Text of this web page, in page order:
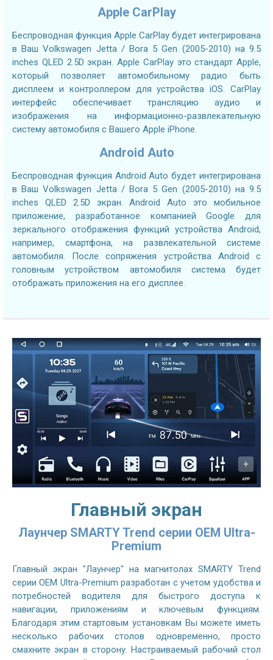
Apple CarPlay
Беспроводная функция Apple CarPlay будет интегрирована
в Ваш Volkswagen Jetta / Bora 5 Gen (2005-2010) на 9.5
inches QLED 2.5D экран. Apple CarPlay это стандарт Apple,
который позволяет автомобильному радио быть
дисплеем и контроллером для устройства iOS. CarPlay
интерфейс обеспечивает трансляцию аудио и
изображения на информационно-развлекательную
систему автомобиля с Вашего Apple iPhone.
Android Auto
Беспроводная функция Android Auto будет интегрирована
в Ваш Volkswagen Jetta / Bora 5 Gen (2005-2010) на 9.5
inches QLED 2.5D экран. Android Auto это мобильное
приложение, разработанное компанией Google для
зеркального отображения функций устройства Android,
например, смартфона, на развлекательной системе
автомобиля. После сопряжения устройства Android с
головным устройством автомобиля система будет
отображать приложения на его дисплее.
Главный экран
Лаунчер SMARTY Trend серии OEM Ultra-
Premium
Главный экран "Лаунчер" на магнитолах SMARTY Trend
серии OEM Ultra-Premium разработан с учетом удобства и
потребностей водителя для быстрого доступа к
навигации, приложениям и ключевым функциям.
Благодаря этим стартовым установкам Вы можете иметь
несколько рабочих столов одновременно, просто
смахните экран в сторону. Настраиваемый рабочий стол